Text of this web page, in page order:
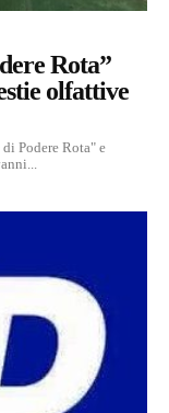
Rota”
olfattive
Podere Rota" e